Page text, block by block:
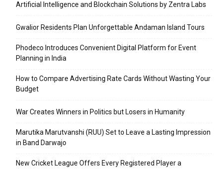
Artificial Intelligence and Blockchain Solutions by Zentra Labs
Gwalior Residents Plan Unforgettable Andaman Island Tours
Phodeco Introduces Convenient Digital Platform for Event
Planning in India
How to Compare Advertising Rate Cards Without Wasting Your
Budget
War Creates Winners in Politics but Losers in Humanity
Marutika Marutvanshi (RUU) Set to Leave a Lasting Impression
in Band Darwajo
New Cricket League Offers Every Registered Player a